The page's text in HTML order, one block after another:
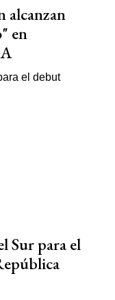
alcanzan
en
Sur para el